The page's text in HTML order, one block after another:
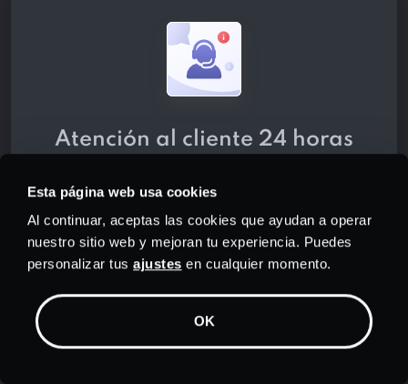
Esta página web usa cookies
Al continuar, aceptas las cookies que ayudan a operar
nuestro sitio web y mejoran tu experiencia. Puedes
personalizar tusajustes en cualquier momento.
OK
Atención al cliente 24 horas
de su clase por parte del equipo de
soporte dedicado de PrivadoVPN .